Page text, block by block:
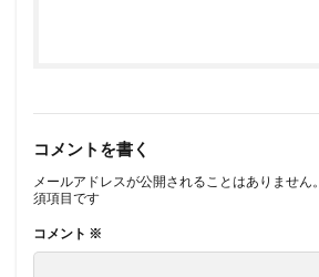
コメントを書く
メールアドレスが公開されることはありません。
須項目です
コメント ※